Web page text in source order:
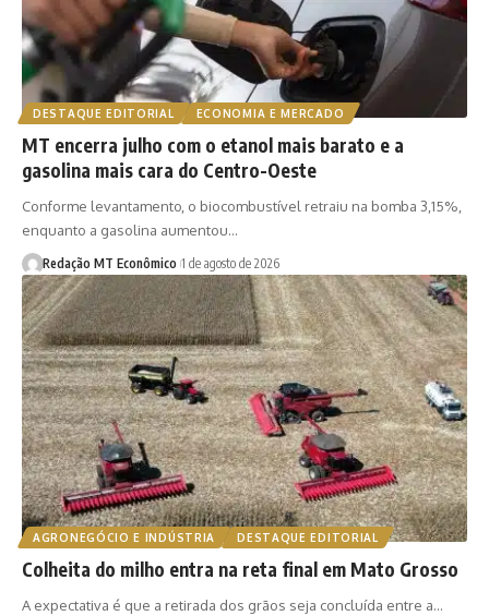
DESTAQUE EDITORIAL ECONOMIA E MERCADO
MT encerra julho com o etanol mais barato e a
gasolina mais cara do Centro-Oeste
Conforme levantamento, o biocombustível retraiu na bomba 3,15%,
enquanto a gasolina aumentou…
Redação MT Econômico 1 de agosto de 2026
AGRONEGÓCIO E INDÚSTRIA DESTAQUE EDITORIAL
Colheita do milho entra na reta final em Mato Grosso
A expectativa é que a retirada dos grãos seja concluída entre a…